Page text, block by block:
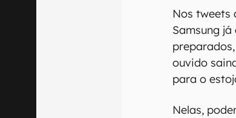
Nos tweets
Samsung
ouvido
para o
Nelas,